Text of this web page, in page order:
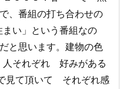
番組の打ち合わせの
い」という番組なの
と思います。建物の色
それぞれ 好みがある
見て頂いて それぞれ感